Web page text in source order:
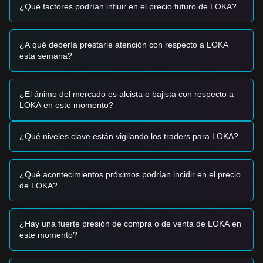
impulsando la demanda de utilidad del token.
recientes hacia activos de gaming en Web3.
•Participación en staking y gobernanza:
del porcentaje de tokens bloqueados para gobernanza
reduce la oferta circulante inmediata, proporcionando un
colchón frente a posibles ventas masivas.
Señales de trading
Con base en la estructura técnica actual y el impulso del
mercado, se proporcionan las siguientes estrategias de
trading como referencia:
Zona potencial de compra
$0.1450 - $0.1500y muestra señales de rebote, podría
presentarse como una oportunidad de compra a corto
• Si el precio de LOKA rompe con éxito por encima de la
resistencia$0.1880con un aumento significativo en el
volumen de operaciones, podría confirmar una nueva
¿Qué factores podrían influir en el precio futuro de LOKA?
¿A qué debería prestarle atención con respecto a LOKA
esta semana?
¿El ánimo del mercado es alcista o bajista con respecto a
LOKA en este momento?
¿Qué niveles clave están vigilando los traders para LOKA?
¿Qué acontecimientos próximos podrían incidir en el precio
de LOKA?
¿Hay una fuerte presión de compra o de venta de LOKA en
este momento?